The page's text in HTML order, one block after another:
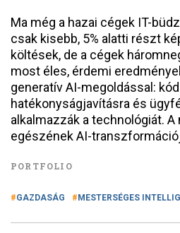
Ma még a hazai cégek IT-
csak kisebb, 5% alatti részt
költések, de a cégek
most éles, érdemi
generatív AI-megoldással:
hatékonyságjavításra és
alkalmazzák a technológiát. A
egészének AI-
PORTFOLIO
GAZDASÁG MESTERSÉGES